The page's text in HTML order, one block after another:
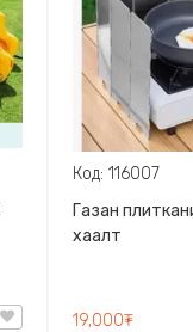
Код: 116007
Газан
хаалт
19,000₮